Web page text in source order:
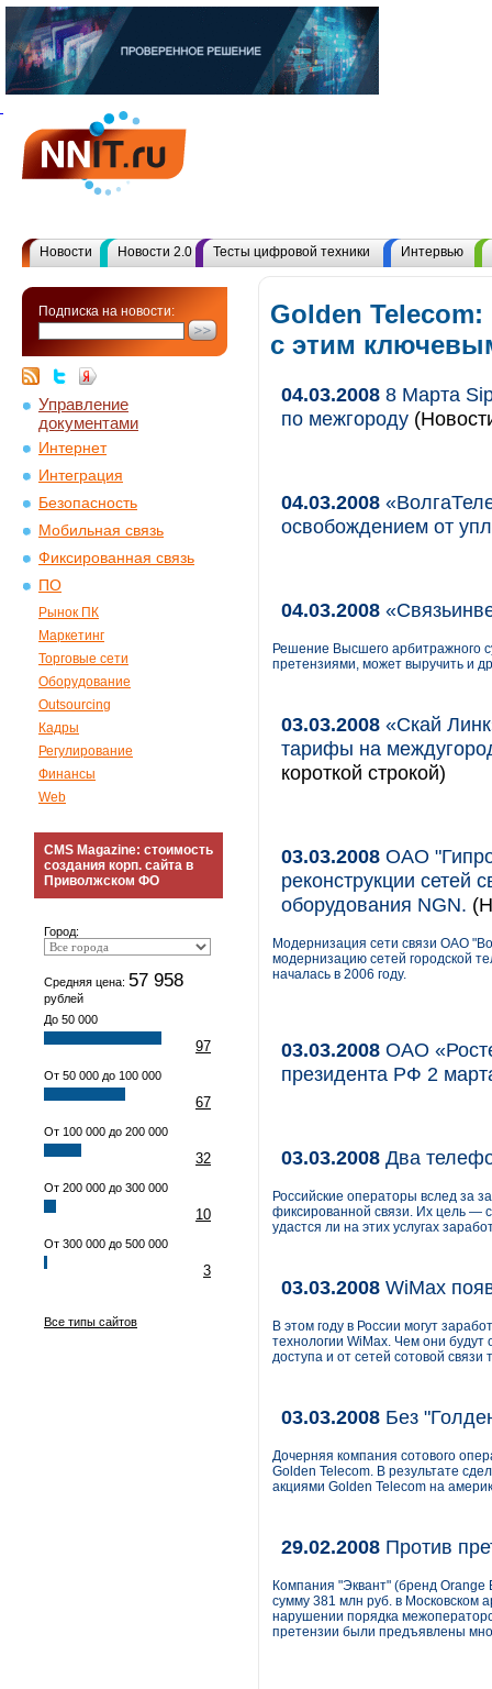
Новости Новости 2.0 Тесты цифровой техники Интервью
Подписка на новости:
Управление
документами
Интернет
Интеграция
Безопасность
Мобильная связь
Фиксированная связь
ПО
Рынок ПК
Маркетинг
Торговые сети
Оборудование
Outsourcing
Кадры
Регулирование
Финансы
Web
CMS Magazine: стоимость
создания корп. сайта в
Приволжском ФО
Город:
Средняя цена: 57 958
рублей
До 50 000
97
От 50 000 до 100 000
67
От 100 000 до 200 000
32
От 200 000 до 300 000
10
От 300 000 до 500 000
3
Все типы сайтов
Golden
с этим
04.03.2008 8 Марта
по межгороду
04.03.2008
освобождением от
04.03.2008
Решение Высшего арбитражного
претензиями, может выручить и
03.03.2008 «Скай
тарифы на
короткой строкой)
03.03.2008 ОАО
реконструкции сетей
оборудования NGN.
Модернизация сети связи ОАО
модернизацию сетей городской
началась в 2006 году.
03.03.2008 ОАО
президента РФ 2
03.03.2008 Два
Российские операторы вслед за
фиксированной связи. Их цель —
удастся ли на этих услугах
03.03.2008 WiMax
В этом году в России могут
технологии WiMax. Чем они
доступа и от сетей сотовой связи
03.03.2008 Без
Дочерняя компания сотового
Golden Telecom. В результате
акциями Golden Telecom на
29.02.2008 Против
Компания "Эквант" (бренд
сумму 381 млн руб. в Московском
нарушении порядка
претензии были предъявлены